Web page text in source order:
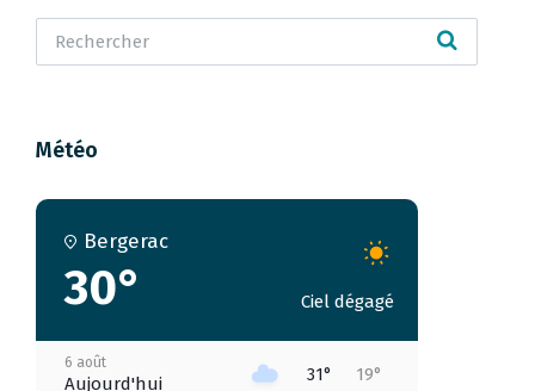
Météo
Bergerac
30° Ciel dégagé
6 août
Aujourd'hui 31° 19°